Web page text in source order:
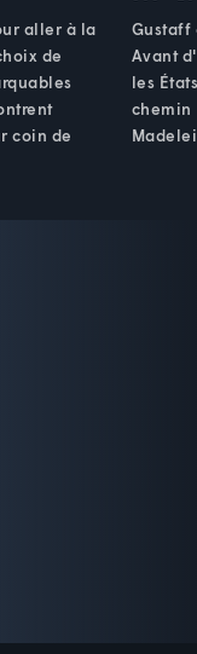
aller à la
de
coin de
Gustaff
Avant
les
chemin